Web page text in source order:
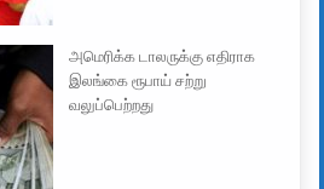
அமெரிக்க டாலருக்கு எதிராக
இலங்கை ரூபாய் சற்று
வலுப்பெற்றது